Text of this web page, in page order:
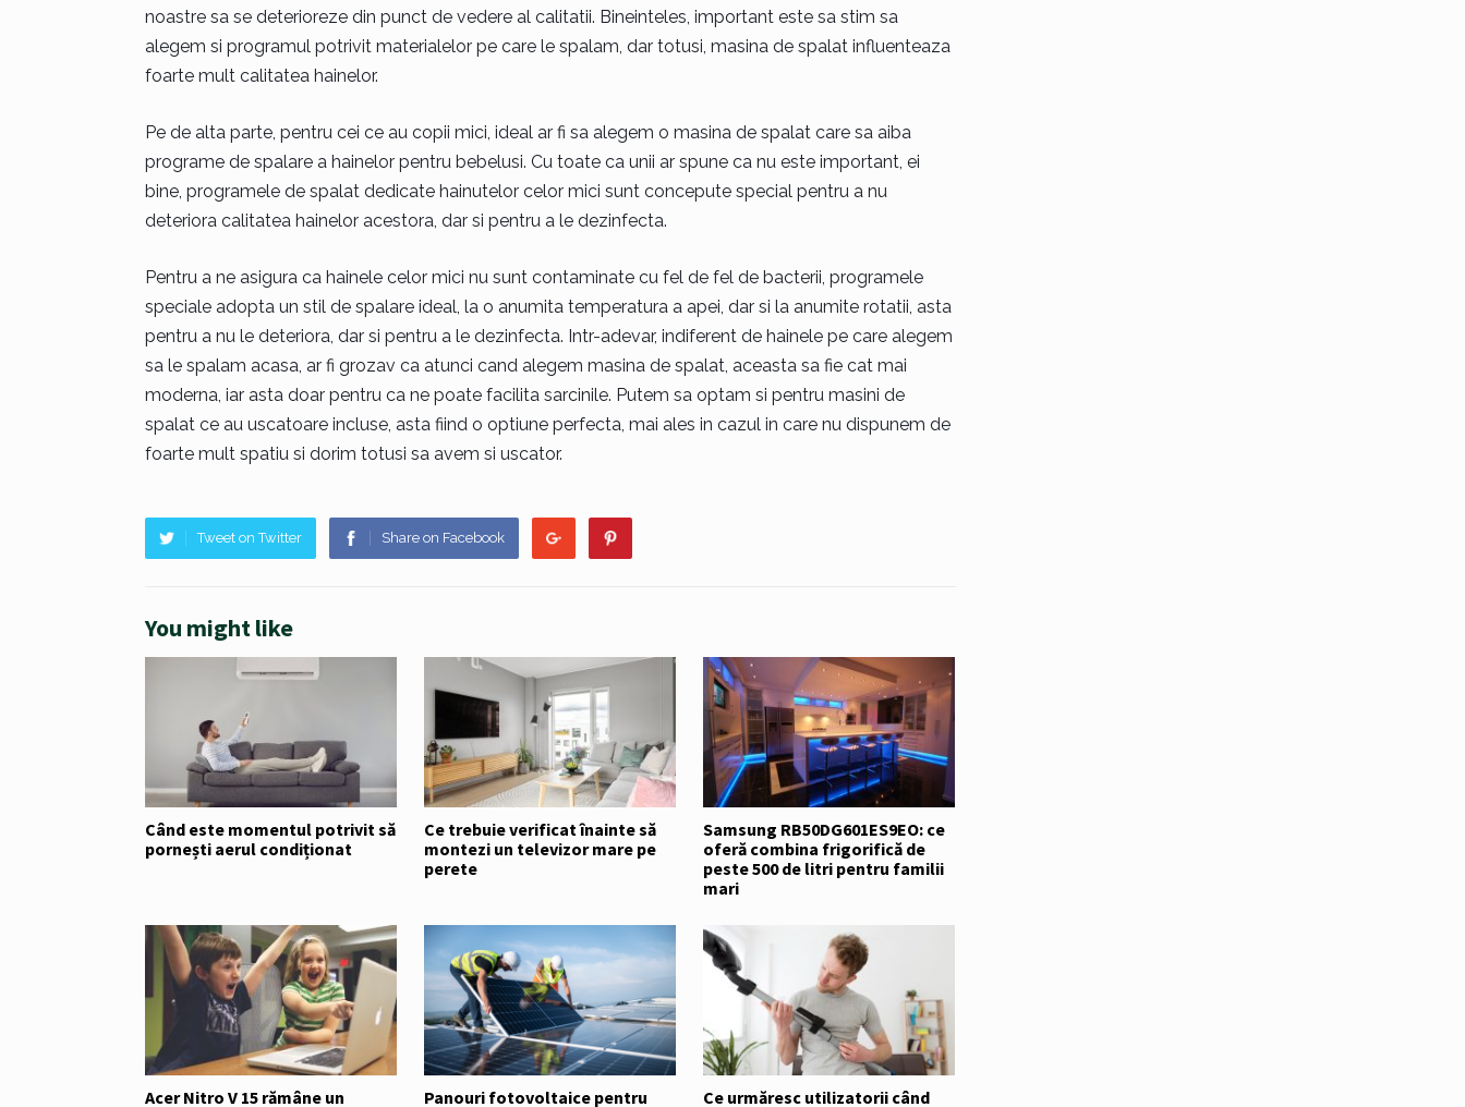
noastre sa se deterioreze din punct de vedere al calitatii. Bineinteles, important este sa stim sa
alegem si programul potrivit materialelor pe care le spalam, dar totusi, masina de spalat influenteaza
foarte mult calitatea hainelor.
Pe de alta parte, pentru cei ce au copii mici, ideal ar fi sa alegem o masina de spalat care sa aiba
programe de spalare a hainelor pentru bebelusi. Cu toate ca unii ar spune ca nu este important, ei
bine, programele de spalat dedicate hainutelor celor mici sunt concepute special pentru a nu
deteriora calitatea hainelor acestora, dar si pentru a le dezinfecta.
Pentru a ne asigura ca hainele celor mici nu sunt contaminate cu fel de fel de bacterii, programele
speciale adopta un stil de spalare ideal, la o anumita temperatura a apei, dar si la anumite rotatii, asta
pentru a nu le deteriora, dar si pentru a le dezinfecta. Intr-adevar, indiferent de hainele pe care alegem
sa le spalam acasa, ar fi grozav ca atunci cand alegem masina de spalat, aceasta sa fie cat mai
moderna, iar asta doar pentru ca ne poate facilita sarcinile. Putem sa optam si pentru masini de
spalat ce au uscatoare incluse, asta fiind o optiune perfecta, mai ales in cazul in care nu dispunem de
foarte mult spatiu si dorim totusi sa avem si uscator.
Tweet on Twitter Share on Facebook
You might like
Când este momentul potrivit să
pornești aerul condiționat
Ce trebuie verificat înainte să
montezi un televizor mare pe
perete
Samsung RB50DG601ES9EO: ce
oferă combina frigorifică de
peste 500 de litri pentru familii
mari
Acer Nitro V 15 rămâne un
Panouri fotovoltaice pentru
Ce urmăresc utilizatorii când